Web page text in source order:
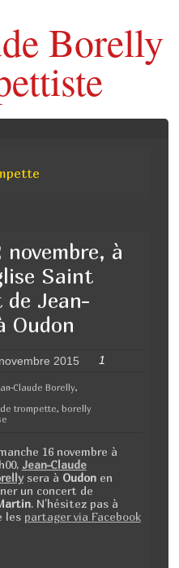
Borelly
novembre, à
Saint
Jean-
Oudon
2015 1
Claude Borelly,
trompette,borelly
16 novembre à
Jean-Claude
sera à Oudonen
un concert de
. N’hésitez pas à
les partager via Facebook